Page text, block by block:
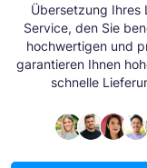
Übersetzung Ihres
Service, den Sie
hochwertigen und
garantieren Ihnen
schnelle